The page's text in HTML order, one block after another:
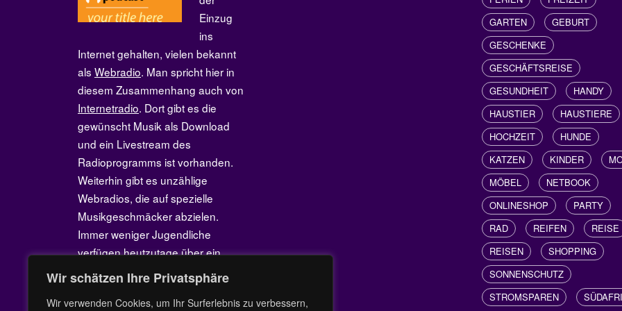
Wir schätzen Ihre Privatsphäre
Wir verwenden Cookies, um Ihr Surferlebnis zu verbessern,
Einzug
ins
Internet gehalten, vielen bekannt
als Webradio. Man spricht hier in
diesem Zusammenhang auch von
Internetradio. Dort gibt es die
gewünscht Musik als Download
und ein Livestream des
Radioprogramms ist vorhanden.
Weiterhin gibt es unzählige
Webradios, die auf spezielle
Musikgeschmäcker abzielen.
Immer weniger Jugendliche
verfügen heutzutage über ein
Radiogerät. Mit Hilfe des Internets
kann mittlerweile jedes beliebige
Musikstück auf dem PC oder
GARTEN
GEBURT
GESCHENKE
GESCHÄFTSREISE
GESUNDHEIT
HANDY
HAUSTIER
HAUSTIERE
HOCHZEIT
HUNDE
KATZEN
KINDER
MÖBEL
NETBOOK
ONLINESHOP
PARTY
RAD
REIFEN
REISE
REISEN
SHOPPING
SONNENSCHUTZ
STROMSPAREN